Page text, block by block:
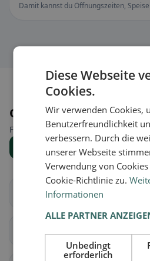
Damit kannst du Öffnungszeiten,
Orte in der Nähe
Finde den passenden Ort für deine
Alle Orte
Diese Webseite
Cookies.
Wir verwenden Cookies,
Benutzerfreundlichkeit
verbessern. Durch die
unserer Webseite
Verwendung von
Cookie-Richtlinie zu.
Informationen
ALLE PARTNER
Unbedingt
erforderlich